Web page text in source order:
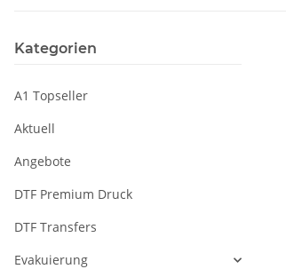
Kategorien
A1 Topseller
Aktuell
Angebote
DTF Premium Druck
DTF Transfers
Evakuierung